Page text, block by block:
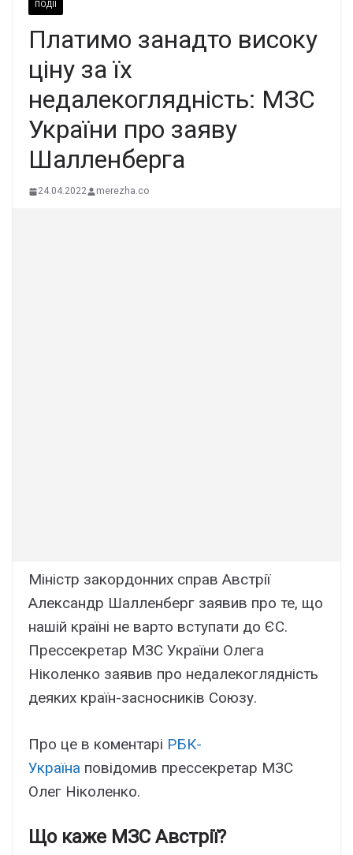
ПОДІЇ
Платимо занадто високу
ціну за їх
недалекоглядність: МЗС
України про заяву
Шалленберга
24.04.2022 merezha.co
Міністр закордонних справ Австрії
Александр Шалленберг заявив про те, що
нашій країні не варто вступати до ЄС.
Прессекретар МЗС України Олега
Ніколенко заявив про недалекоглядність
деяких країн-засносників Союзу.
Про це в коментарі РБК-
Україна повідомив прессекретар МЗС
Олег Ніколенко.
Що каже МЗС Австрії?